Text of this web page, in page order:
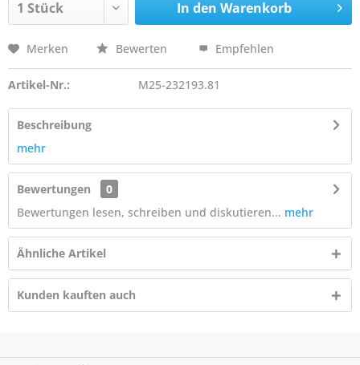
In den Warenkorb
Merken Bewerten Empfehlen
Artikel-Nr.: M25-232193.81
Beschreibung
mehr
Bewertungen
0
Bewertungen lesen, schreiben und diskutieren... mehr
Ähnliche Artikel
Kunden kauften auch